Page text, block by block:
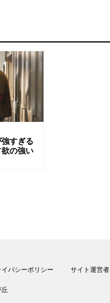
すぎる
の強い
イバシーポリシー サイト運営者
丘